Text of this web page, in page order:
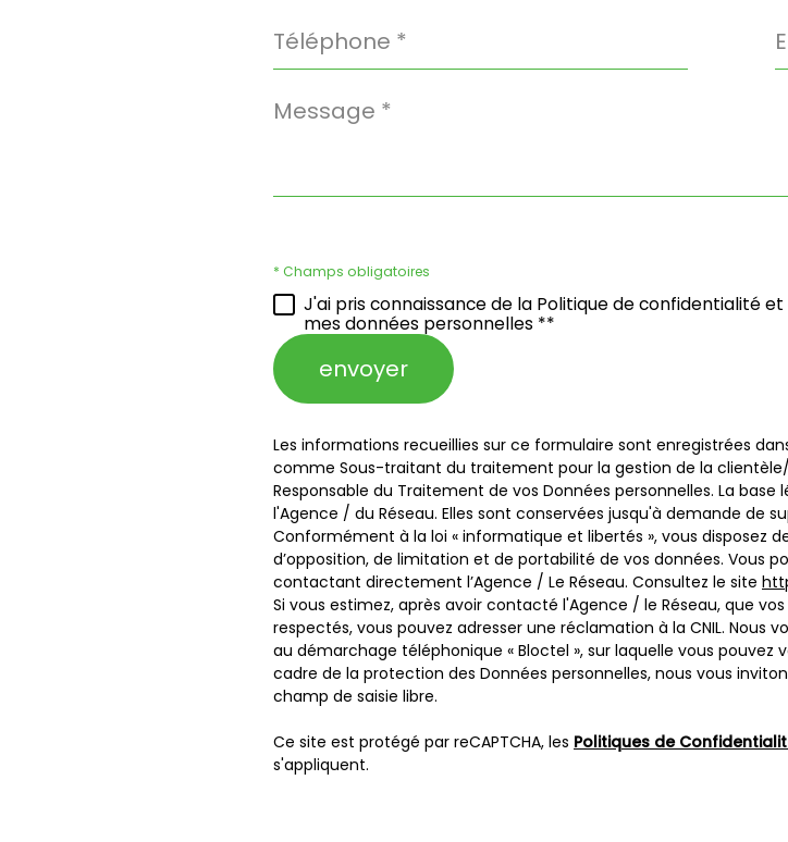
Téléphone
*
*
Message
* Champs obligatoires
J'ai pris connaissance de la Politique de confidentialité
mes données personnelles **
envoyer
Les informations recueillies sur ce formulaire sont enregistrées
comme Sous-traitant du traitement pour la gestion de la
Responsable du Traitement de vos Données personnelles. La
l'Agence / du Réseau. Elles sont conservées jusqu'à demande de
Conformément à la loi « informatique et libertés », vous disposez
d’opposition, de limitation et de portabilité de vos données.
contactant directement l’Agence / Le Réseau. Consultez le site
Si vous estimez, après avoir contacté l'Agence / le Réseau, que
respectés, vous pouvez adresser une réclamation à la CNIL. Nous
au démarchage téléphonique « Bloctel », sur laquelle vous pouvez
cadre de la protection des Données personnelles, nous vous
champ de saisie libre.
Ce site est protégé par reCAPTCHA, les Politiques de
s'appliquent.